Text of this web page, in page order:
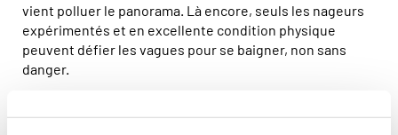
vient polluer le panorama. Là encore, seuls les nageurs
expérimentés et en excellente condition physique
peuvent défier les vagues pour se baigner, non sans
danger.